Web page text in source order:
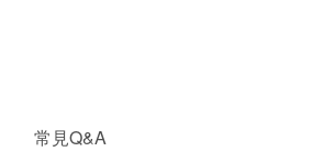
常見Q&A